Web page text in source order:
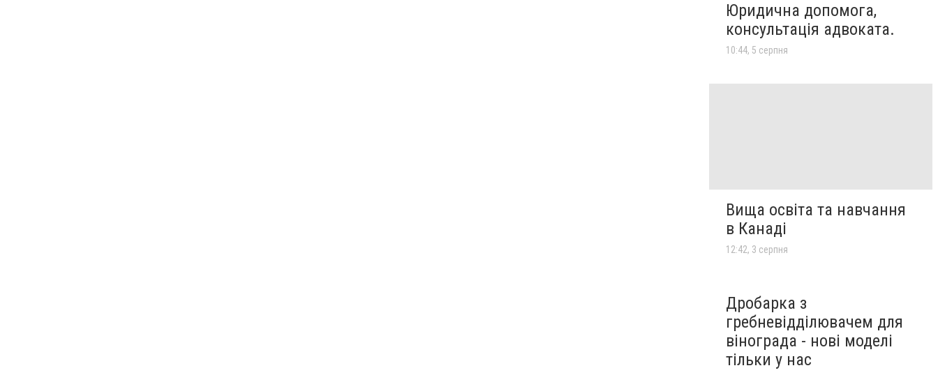
Юридична допомога,
консультація адвоката.
10:44, 5 серпня
Вища освіта та навчання
в Канаді
12:42, 3 серпня
Дробарка з
гребневідділювачем для
вінограда - нові моделі
тільки у нас